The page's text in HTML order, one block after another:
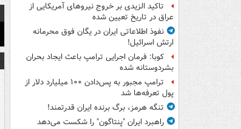
تاکید الزیدی بر خروج نیروهای آمریکایی از
عراق در تاریخ تعیین شده
نفوذ اطلاعاتی ایران در یگان فوق محرمانه
ارتش اسرائیل!
کوبا: فرمان اجرایی ترامپ باعث ایجاد بحران
بشردوستانه شده
ترامپ مجبور به پس‌دادن ۱۰۰ میلیارد دلار از
پول تعرفه‌ها شد
تنگه هرمز، برگ برنده ایران قدرتمند!
راهبرد ایران "پنتاگون" را شکست می‌دهد